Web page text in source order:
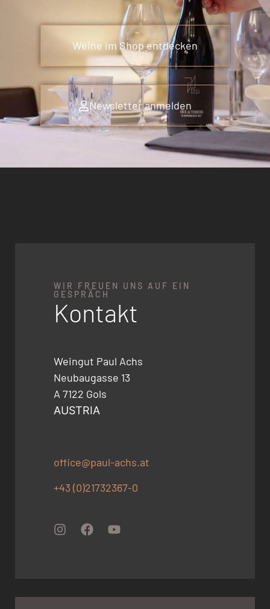
Weine im Shop entdecken
Newsletter anmelden
WIR FREUEN UNS AUF EIN
GESPRÄCH
Kontakt
Weingut Paul Achs
Neubaugasse 13
A 7122 Gols
AUSTRIA
office@paul-achs.at
+43 (0)21732367-0